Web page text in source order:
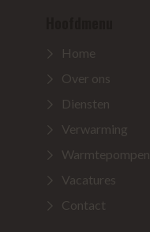
Home
Over ons
Diensten
Verwarming
Warmtepompen
Vacatures
Contact